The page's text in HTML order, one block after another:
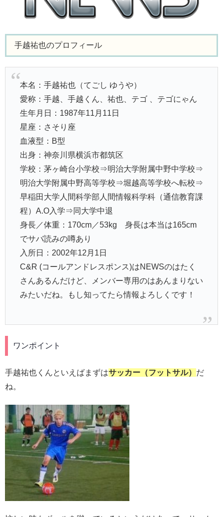
手越祐也のプロフィール
本名：手越祐也（てごし ゆうや）
愛称：手越、手越くん、祐也、テゴ 、テゴにゃん
生年月日：1987年11月11日
星座：さそり座
血液型：B型
出身：神奈川県横浜市都筑区
学校：茅ヶ崎台小学校⇒明治大学附属中野中学校⇒
明治大学附属中野高等学校⇒堀越高等学校へ転校⇒
早稲田大学人間科学部人間情報科学科（通信教育課
程）A.O入学⇒同大学中退
身長／体重：170cm／53kg 身長は本当は165cm
でサバ読みの噂あり
入所日：2002年12月1日
C&R (コールアンドレスポンス)はNEWSのはたく
さんあるんだけど、メンバー専用のはあんまりない
みたいだね。もし知ってたら情報よろしくです！
ワンポイント
手越祐也くんといえばまずはサッカー（フットサル） だ
ね。